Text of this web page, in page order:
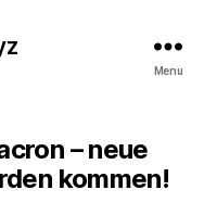
Menu
– neue
kommen!